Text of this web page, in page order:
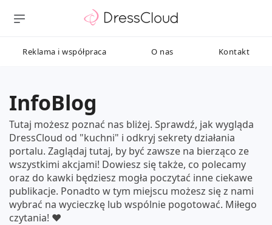
Reklama i współpraca O nas Kontakt
InfoBlog
Tutaj możesz poznać nas bliżej. Sprawdź, jak wygląda
DressCloud od "kuchni" i odkryj sekrety działania
portalu. Zaglądaj tutaj, by być zawsze na bierząco ze
wszystkimi akcjami! Dowiesz się także, co polecamy
oraz do kawki będziesz mogła poczytać inne ciekawe
publikacje. Ponadto w tym miejscu możesz się z nami
wybrać na wycieczkę lub wspólnie pogotować. Miłego
czytania! ❤️